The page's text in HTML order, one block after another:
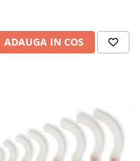
ADAUGA IN COS